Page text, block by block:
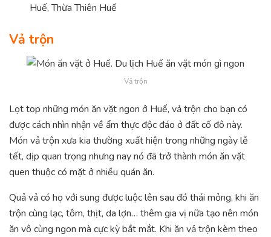
Huế, Thừa Thiên Huế
Vả trộn
Vả trộn
Lọt top những món ăn vặt ngon ở Huế, vả trộn cho bạn có
được cách nhìn nhận về ẩm thực độc đáo ở đất cố đô này.
Món vả trộn xưa kia thường xuất hiện trong những ngày lễ
tết, dịp quan trọng nhưng nay nó đã trở thành món ăn vặt
quen thuộc có mặt ở nhiều quán ăn.
Quả vả có họ với sung được luộc lên sau đó thái mỏng, khi ăn
trộn cùng lạc, tôm, thịt, da lợn… thêm gia vị nữa tạo nên món
ăn vô cùng ngon mà cực kỳ bắt mắt. Khi ăn vả trộn kèm theo